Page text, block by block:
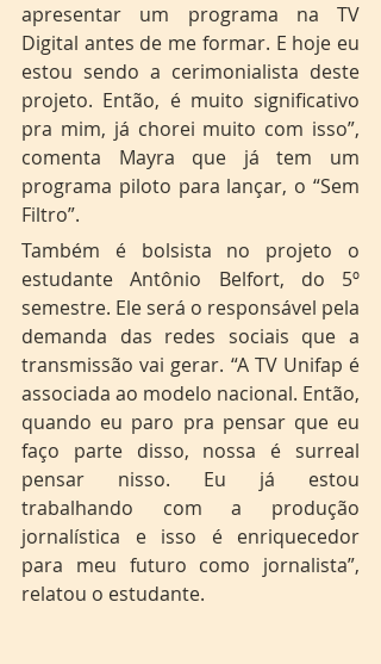
apresentar um programa na TV
Digital antes de me formar. E hoje eu
estou sendo a cerimonialista deste
projeto. Então, é muito significativo
pra mim, já chorei muito com isso”,
comenta Mayra que já tem um
programa piloto para lançar, o “Sem
Filtro”.
Também é bolsista no projeto o
estudante Antônio Belfort, do 5º
semestre. Ele será o responsável pela
demanda das redes sociais que a
transmissão vai gerar. “A TV Unifap é
associada ao modelo nacional. Então,
quando eu paro pra pensar que eu
faço parte disso, nossa é surreal
pensar nisso. Eu já estou
trabalhando com a produção
jornalística e isso é enriquecedor
para meu futuro como jornalista”,
relatou o estudante.